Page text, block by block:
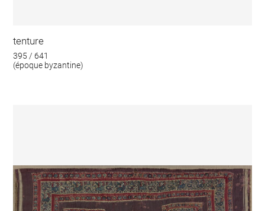
tenture
395 / 641
(époque byzantine)